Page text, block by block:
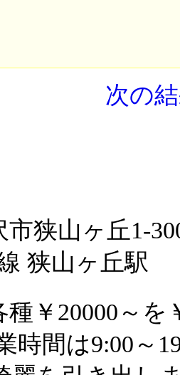
次の
狭山ヶ丘1-
狭山ヶ丘駅
￥20000～
時間は9:00～